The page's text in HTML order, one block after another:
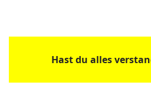
Hast du alles